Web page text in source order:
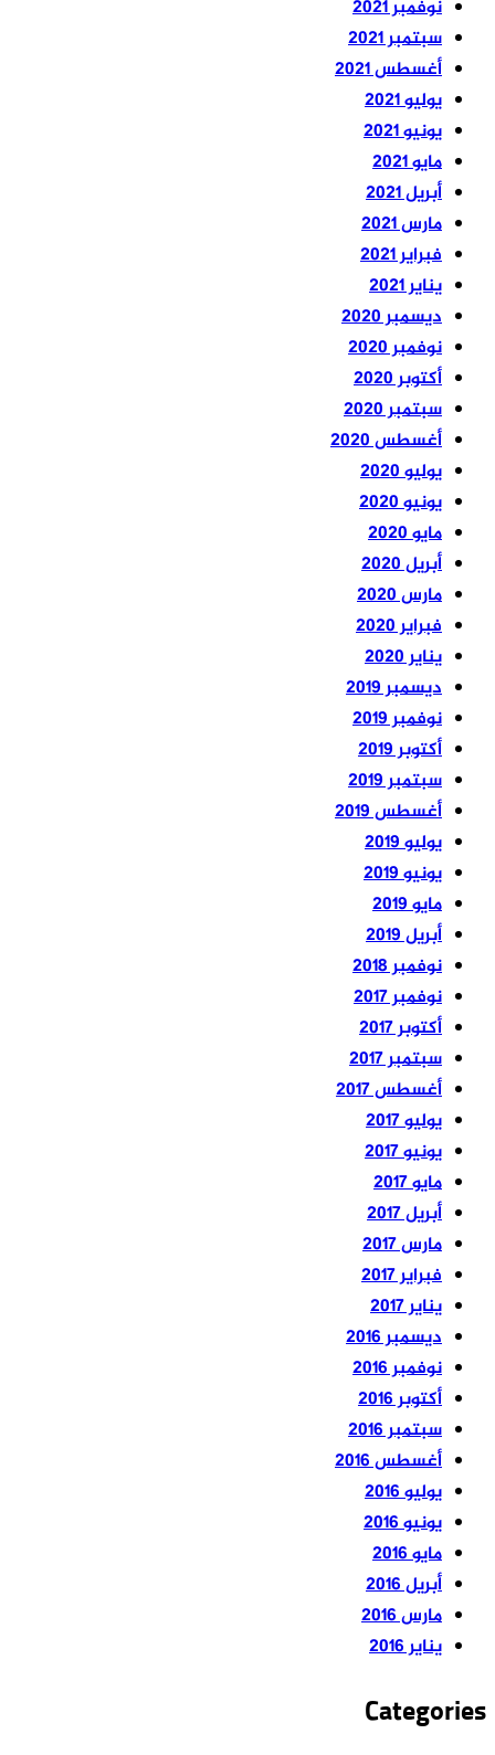
نوفمبر 2021
سبتمبر 2021
أغسطس 2021
يوليو 2021
يونيو 2021
مايو 2021
أبريل 2021
مارس 2021
فبراير 2021
يناير 2021
ديسمبر 2020
نوفمبر 2020
أكتوبر 2020
سبتمبر 2020
أغسطس 2020
يوليو 2020
يونيو 2020
مايو 2020
أبريل 2020
مارس 2020
فبراير 2020
يناير 2020
ديسمبر 2019
نوفمبر 2019
أكتوبر 2019
سبتمبر 2019
أغسطس 2019
يوليو 2019
يونيو 2019
مايو 2019
أبريل 2019
نوفمبر 2018
نوفمبر 2017
أكتوبر 2017
سبتمبر 2017
أغسطس 2017
يوليو 2017
يونيو 2017
مايو 2017
أبريل 2017
مارس 2017
فبراير 2017
يناير 2017
ديسمبر 2016
نوفمبر 2016
أكتوبر 2016
سبتمبر 2016
أغسطس 2016
يوليو 2016
يونيو 2016
مايو 2016
أبريل 2016
مارس 2016
يناير 2016
Categories